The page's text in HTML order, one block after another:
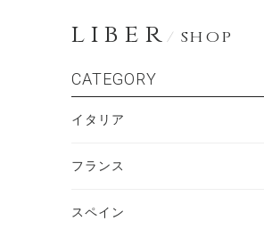
LIBER/ SHOP
CATEGORY
イタリア
フランス
スペイン